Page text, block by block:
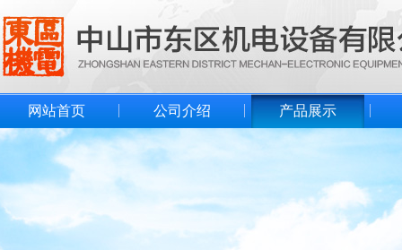
网站首页 公司介绍 产品展示